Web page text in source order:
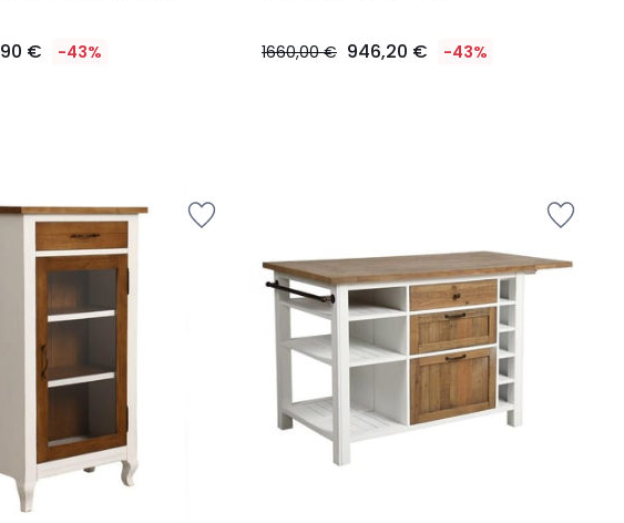
€ -43% 1660,00 € 946,20 € -43%